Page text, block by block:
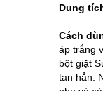
Dung
Cách
áp trắng
bột giặt
tan hẳn.